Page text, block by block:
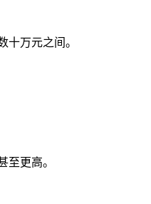
万元之间。
更高。